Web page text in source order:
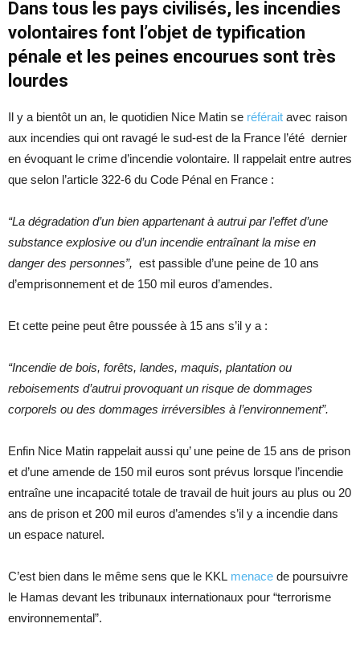
Dans tous les pays civilisés, les incendies
volontaires font l’objet de typification
pénale et les peines encourues sont très
lourdes
Il y a bientôt un an, le quotidien Nice Matin se référait avec raison
aux incendies qui ont ravagé le sud-est de la France l’été dernier
en évoquant le crime d’incendie volontaire. Il rappelait entre autres
que selon l’article 322-6 du Code Pénal en France :
“La dégradation d’un bien appartenant à autrui par l’effet d’une
substance explosive ou d’un incendie entraînant la mise en
danger des personnes”, est passible d’une peine de 10 ans
d’emprisonnement et de 150 mil euros d’amendes.
Et cette peine peut être poussée à 15 ans s’il y a :
“Incendie de bois, forêts, landes, maquis, plantation ou
reboisements d’autrui provoquant un risque de dommages
corporels ou des dommages irréversibles à l’environnement”.
Enfin Nice Matin rappelait aussi qu’ une peine de 15 ans de prison
et d’une amende de 150 mil euros sont prévus lorsque l’incendie
entraîne une incapacité totale de travail de huit jours au plus ou 20
ans de prison et 200 mil euros d’amendes s’il y a incendie dans
un espace naturel.
C’est bien dans le même sens que le KKL menace de poursuivre
le Hamas devant les tribunaux internationaux pour “terrorisme
environnemental”.